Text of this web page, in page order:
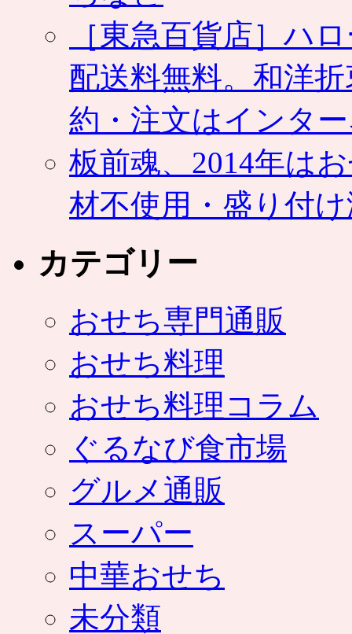
［東急百貨店］ハ
配送料無料。和洋
約・注文はインタ
板前魂、2014年は
材不使用・盛り付
カテゴリー
おせち専門通販
おせち料理
おせち料理コラム
ぐるなび食市場
グルメ通販
スーパー
中華おせち
未分類